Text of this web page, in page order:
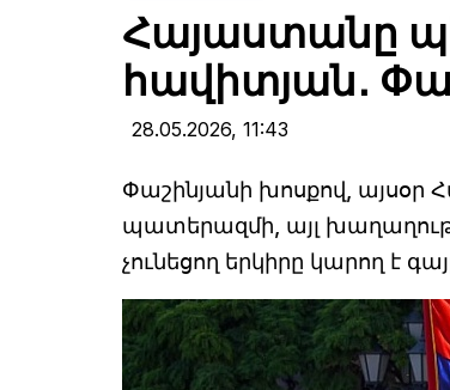
Հայաստանը
հավիտյան․
28.05.2026, 11:43
Փաշինյանի խոսքով,
պատերազմի, այլ
չունեցող երկիրը կարող է